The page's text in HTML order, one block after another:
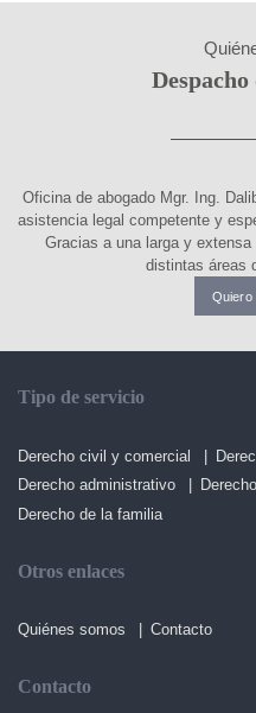
Despacho
Oficina de abogado Mgr. Ing.
asistencia legal competente y
Gracias a una larga y
distintas áreas
Quiero
Tipo de servicio
Derecho civil y comercial
Derecho administrativo
Derecho de la familia
Otros enlaces
Quiénes somos Contacto
Contacto